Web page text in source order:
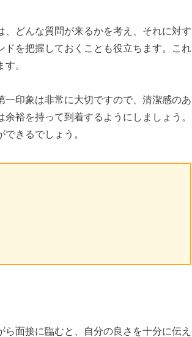
どんな質問が来るかを考え、それに対す
を把握しておくことも役立ちます。これ
。
印象は非常に大切ですので、清潔感のあ
裕を持って到着するようにしましょう。
きるでしょう。
面接に臨むと、自分の良さを十分に伝え